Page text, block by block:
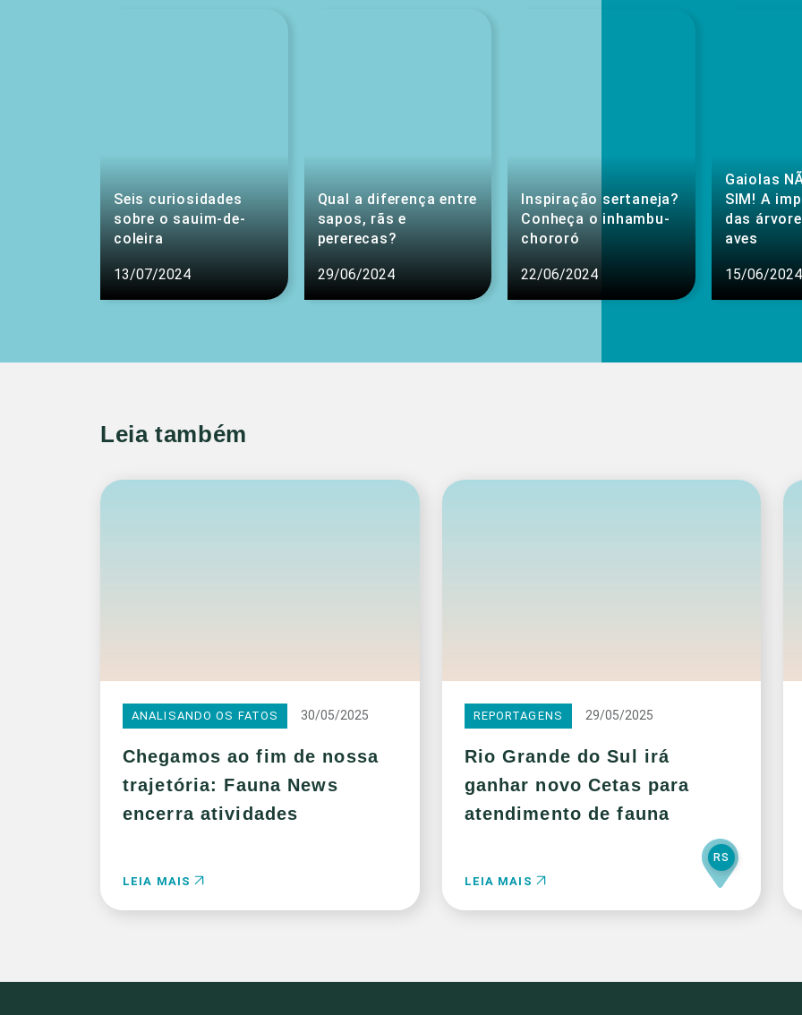
Seis curiosidades
sobre o sauim-de-
coleira
13/07/2024
Qual a diferença entre
sapos, rãs e
pererecas?
29/06/2024
Inspiração sertaneja?
Conheça o inhambu-
chororó
22/06/2024
Gaiolas
SIM! A
das
aves
15/06/2024
Leia também
ANALISANDO OS FATOS 30/05/2025
Chegamos ao fim de nossa
trajetória: Fauna News
encerra atividades
LEIA MAIS
REPORTAGENS 29/05/2025
Rio Grande do Sul irá
ganhar novo Cetas para
atendimento de fauna
LEIA MAIS
RS